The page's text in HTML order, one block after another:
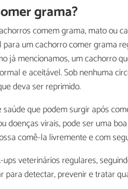
grama?
comem grama, mato ou
um cachorro comer grama
já mencionamos, um cachorro
e aceitável. Sob nenhuma
deva ser reprimido.
que podem surgir após
doenças virais, pode ser uma
comê-la livremente e com
veterinários regulares,
para detectar, prevenir e tratar